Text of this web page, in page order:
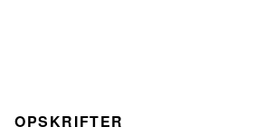
OPSKRIFTER